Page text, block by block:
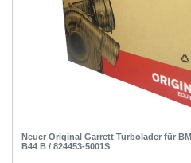
Neuer Original Garrett Turbolader für
B44 B / 824453-5001S